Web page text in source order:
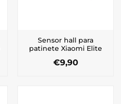
Sensor hall para
patinete Xiaomi Elite
€9,90